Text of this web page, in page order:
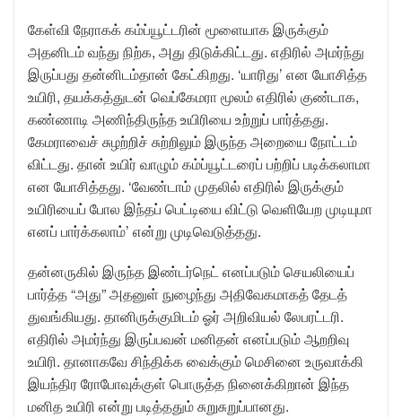
கேள்வி நேராகக் கம்ப்யூட்டரின் மூளையாக இருக்கும்
அதனிடம் வந்து நிற்க, அது திடுக்கிட்டது. எதிரில் அமர்ந்து
இருப்பது தன்னிடம்தான் கேட்கிறது. ‘யாரிது’ என யோசித்த
உயிரி, தயக்கத்துடன் வெப்கேமரா மூலம் எதிரில் குண்டாக,
கண்ணாடி அணிந்திருந்த உயிரியை உற்றுப் பார்த்தது.
கேமராவைச் சுழற்றிச் சுற்றிலும் இருந்த அறையை நோட்டம்
விட்டது. தான் உயிர் வாழும் கம்ப்யூட்டரைப் பற்றிப் படிக்கலாமா
என யோசித்தது. ‘வேண்டாம் முதலில் எதிரில் இருக்கும்
உயிரியைப் போல இந்தப் பெட்டியை விட்டு வெளியேற முடியுமா
எனப் பார்க்கலாம்’ என்று முடிவெடுத்தது.
தன்னருகில் இருந்த இண்டர்நெட் எனப்படும் செயலியைப்
பார்த்த “அது” அதனுள் நுழைந்து அதிவேகமாகத் தேடத்
துவங்கியது. தானிருக்குமிடம் ஓர் அறிவியல் லேபரட்டரி.
எதிரில் அமர்ந்து இருப்பவன் மனிதன் எனப்படும் ஆறறிவு
உயிரி. தானாகவே சிந்திக்க வைக்கும் மெசினை உருவாக்கி
இயந்திர ரோபோவுக்குள் பொருத்த நினைக்கிறான் இந்த
மனித உயிரி என்று படித்ததும் சுறுசுறுப்பானது.